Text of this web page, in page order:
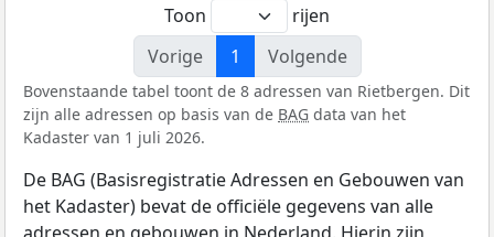
Toon
rijen
Vorige
1 Volgende
Bovenstaande tabel toont de 8 adressen van Rietbergen. Dit
zijn alle adressen op basis van de BAG data van het
Kadaster van 1 juli 2026.
De BAG (Basisregistratie Adressen en Gebouwen van
het Kadaster) bevat de officiële gegevens van alle